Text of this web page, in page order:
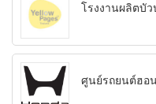
โรงงานผลิตบั
ศูนย์รถยนต์ฮอ